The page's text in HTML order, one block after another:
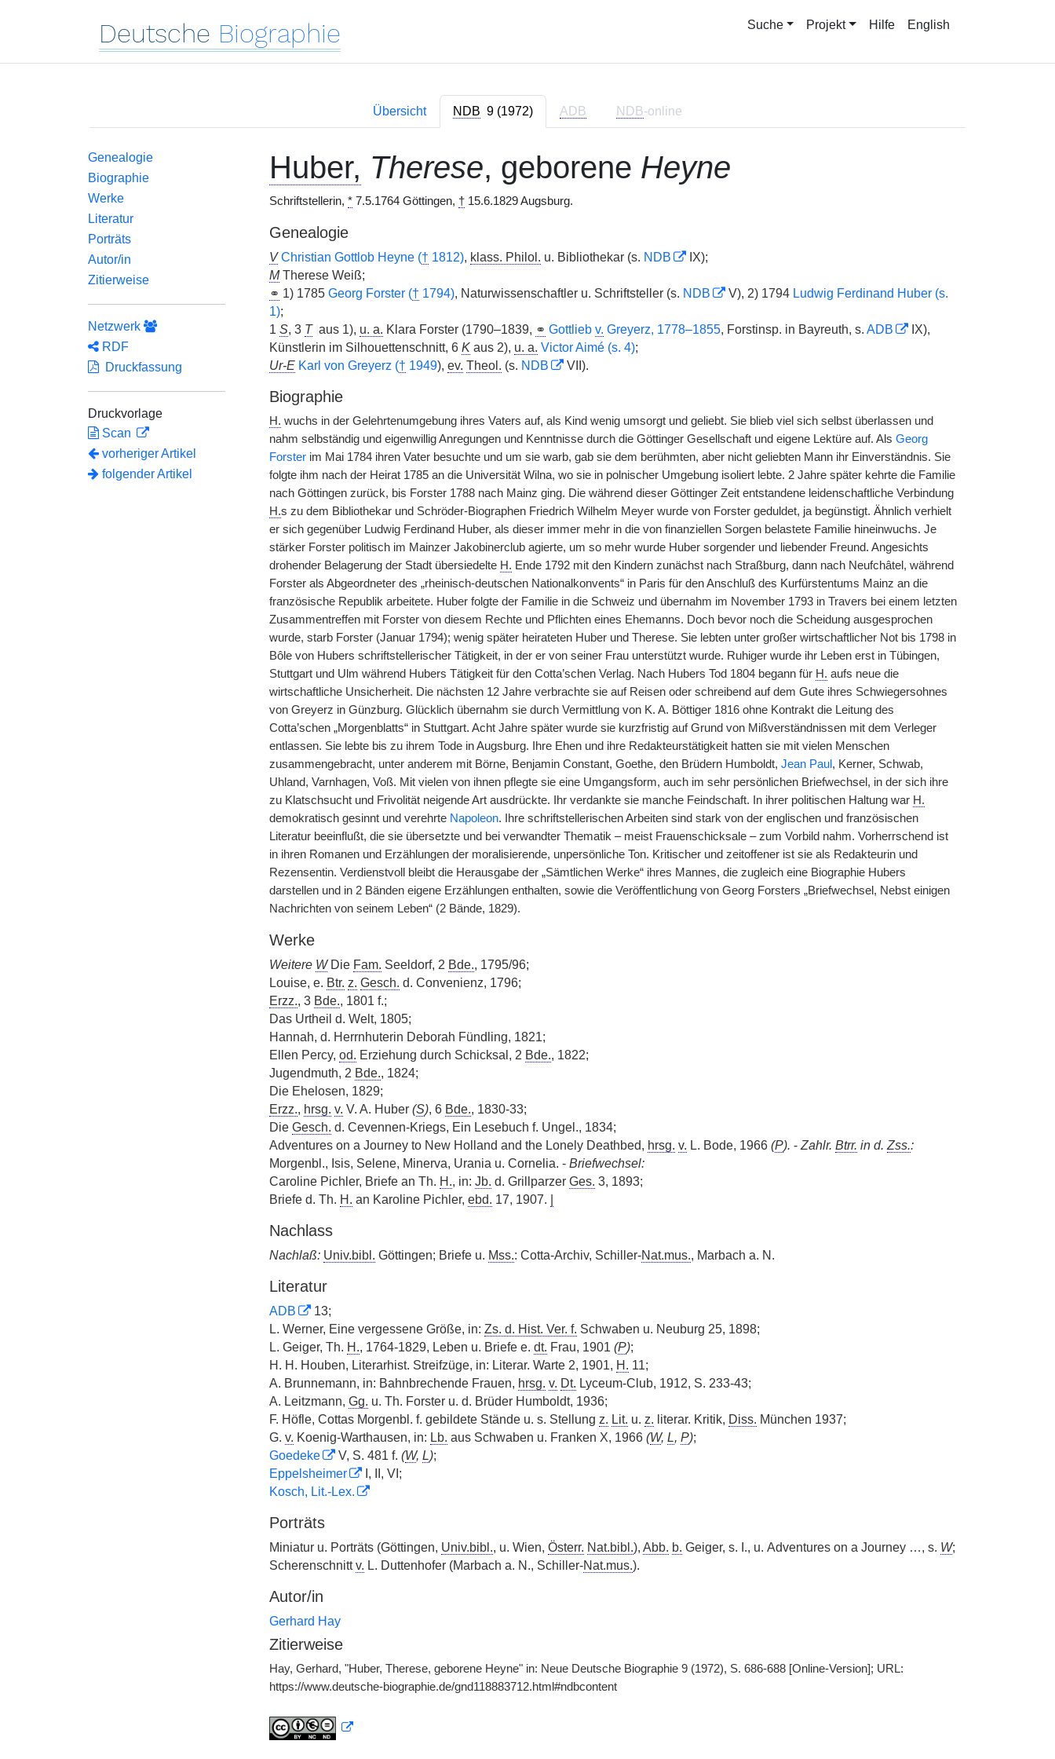
Deutsche Biographie Suche Projekt Hilfe English
Übersicht NDB 9 (1972) ADB NDB-online
Genealogie
Biographie
Werke
Literatur
Porträts
Autor/in
Zitierweise
Netzwerk
RDF
Druckfassung
Druckvorlage
Scan
vorheriger Artikel
folgender Artikel
Huber, Therese, geborene Heyne
Schriftstellerin, *7.5.1764 Göttingen, †15.6.1829 Augsburg.
Genealogie
V Christian Gottlob Heyne († 1812), klass. Philol. u. Bibliothekar (s. NDB
IX);
MTherese Weiß;
⚭ 1) 1785 Georg Forster († 1794), Naturwissenschaftler u. Schriftsteller (s. NDB V), 2) 1794 Ludwig Ferdinand Huber (s.
1);
1 S, 3 T aus 1), u. a. Klara Forster (1790–1839, ⚭ Gottlieb v. Greyerz, 1778–1855, Forstinsp. in Bayreuth, s. ADB
IX),
Künstlerin im Silhouettenschnitt, 6 Kaus 2), u. a. Victor Aimé (s. 4);
Ur-E Karl von Greyerz († 1949), ev. Theol. (s. NDB VII).
Biographie
H. wuchs in der Gelehrtenumgebung ihres Vaters auf, als Kind wenig umsorgt und geliebt. Sie blieb viel sich selbst überlassen und
nahm selbständig und eigenwillig Anregungen und Kenntnisse durch die Göttinger Gesellschaft und eigene Lektüre auf. Als Georg
Forsterim Mai 1784 ihren Vater besuchte und um sie warb, gab sie dem berühmten, aber nicht geliebten Mann ihr Einverständnis. Sie
folgte ihm nach der Heirat 1785 an die Universität Wilna, wo sie in polnischer Umgebung isoliert lebte. 2 Jahre später kehrte die Familie
nach Göttingen zurück, bis Forster 1788 nach Mainz ging. Die während dieser Göttinger Zeit entstandene leidenschaftliche Verbindung
H.s zu dem Bibliothekar und Schröder-Biographen Friedrich Wilhelm Meyer wurde von Forster geduldet, ja begünstigt. Ähnlich verhielt
er sich gegenüber Ludwig Ferdinand Huber, als dieser immer mehr in die von finanziellen Sorgen belastete Familie hineinwuchs. Je
stärker Forster politisch im Mainzer Jakobinerclub agierte, um so mehr wurde Huber sorgender und liebender Freund. Angesichts
drohender Belagerung der Stadt übersiedelte H. Ende 1792 mit den Kindern zunächst nach Straßburg, dann nach Neufchâtel, während
Forster als Abgeordneter des „rheinisch-deutschen Nationalkonvents“ in Paris für den Anschluß des Kurfürstentums Mainz an die
französische Republik arbeitete. Huber folgte der Familie in die Schweiz und übernahm im November 1793 in Travers bei einem letzten
Zusammentreffen mit Forster von diesem Rechte und Pflichten eines Ehemanns. Doch bevor noch die Scheidung ausgesprochen
wurde, starb Forster (Januar 1794); wenig später heirateten Huber und Therese. Sie lebten unter großer wirtschaftlicher Not bis 1798 in
Bôle von Hubers schriftstellerischer Tätigkeit, in der er von seiner Frau unterstützt wurde. Ruhiger wurde ihr Leben erst in Tübingen,
Stuttgart und Ulm während Hubers Tätigkeit für den Cotta’schen Verlag. Nach Hubers Tod 1804 begann für H. aufs neue die
wirtschaftliche Unsicherheit. Die nächsten 12 Jahre verbrachte sie auf Reisen oder schreibend auf dem Gute ihres Schwiegersohnes
von Greyerz in Günzburg. Glücklich übernahm sie durch Vermittlung von K. A. Böttiger 1816 ohne Kontrakt die Leitung des
Cotta’schen „Morgenblatts“ in Stuttgart. Acht Jahre später wurde sie kurzfristig auf Grund von Mißverständnissen mit dem Verleger
entlassen. Sie lebte bis zu ihrem Tode in Augsburg. Ihre Ehen und ihre Redakteurstätigkeit hatten sie mit vielen Menschen
zusammengebracht, unter anderem mit Börne, Benjamin Constant, Goethe, den Brüdern Humboldt, Jean Paul , Kerner, Schwab,
Uhland, Varnhagen, Voß. Mit vielen von ihnen pflegte sie eine Umgangsform, auch im sehr persönlichen Briefwechsel, in der sich ihre
zu Klatschsucht und Frivolität neigende Art ausdrückte. Ihr verdankte sie manche Feindschaft. In ihrer politischen Haltung war H.
demokratisch gesinnt und verehrte Napoleon. Ihre schriftstellerischen Arbeiten sind stark von der englischen und französischen
Literatur beeinflußt, die sie übersetzte und bei verwandter Thematik – meist Frauenschicksale – zum Vorbild nahm. Vorherrschend ist
in ihren Romanen und Erzählungen der moralisierende, unpersönliche Ton. Kritischer und zeitoffener ist sie als Redakteurin und
Rezensentin. Verdienstvoll bleibt die Herausgabe der „Sämtlichen Werke“ ihres Mannes, die zugleich eine Biographie Hubers
darstellen und in 2 Bänden eigene Erzählungen enthalten, sowie die Veröffentlichung von Georg Forsters „Briefwechsel, Nebst einigen
Nachrichten von seinem Leben“ (2 Bände, 1829).
Werke
Weitere WDie Fam. Seeldorf, 2 Bde., 1795/96;
Louise, e. Btr. z. Gesch. d. Convenienz, 1796;
Erzz., 3 Bde., 1801 f.;
Das Urtheil d. Welt, 1805;
Hannah, d. Herrnhuterin Deborah Fündling, 1821;
Ellen Percy, od. Erziehung durch Schicksal, 2 Bde., 1822;
Jugendmuth, 2 Bde., 1824;
Die Ehelosen, 1829;
Erzz., hrsg. v. V. A. Huber (S), 6 Bde., 1830-33;
Die Gesch. d. Cevennen-Kriegs, Ein Lesebuch f. Ungel., 1834;
Adventures on a Journey to New Holland and the Lonely Deathbed, hrsg. v. L. Bode, 1966 (P). - Zahlr. Btrr. in d. Zss.:
Morgenbl., Isis, Selene, Minerva, Urania u. Cornelia. - Briefwechsel:
Caroline Pichler, Briefe an Th. H., in: Jb. d. Grillparzer Ges. 3, 1893;
Briefe d. Th. H. an Karoline Pichler, ebd. 17, 1907.
Nachlass
Nachlaß: Univ.bibl. Göttingen; Briefe u. Mss.: Cotta-Archiv, Schiller-Nat.mus., Marbach a. N.
Literatur
ADB
13;
L. Werner, Eine vergessene Größe, in: Zs. d. Hist. Ver. f. Schwaben u. Neuburg 25, 1898;
L. Geiger, Th. H., 1764-1829, Leben u. Briefe e. dt. Frau, 1901 (P);
H. H. Houben, Literarhist. Streifzüge, in: Literar. Warte 2, 1901, H. 11;
A. Brunnemann, in: Bahnbrechende Frauen, hrsg. v. Dt. Lyceum-Club, 1912, S. 233-43;
A. Leitzmann, Gg. u. Th. Forster u. d. Brüder Humboldt, 1936;
F. Höfle, Cottas Morgenbl. f. gebildete Stände u. s. Stellung z. Lit. u. z. literar. Kritik, Diss. München 1937;
G. v. Koenig-Warthausen, in: Lb. aus Schwaben u. Franken X, 1966 (W, L, P);
Goedeke
V, S. 481 f. (W, L);
Eppelsheimer
I, II, VI;
Kosch, Lit.-Lex.
Porträts
Miniatur u. Porträts (Göttingen, Univ.bibl., u. Wien, Österr. Nat.bibl.), Abb. b. Geiger, s. I., u. Adventures on a Journey …, s. W;
Scherenschnittv. L. Duttenhofer (Marbach a. N., Schiller-Nat.mus.).
Autor/in
Gerhard Hay
Zitierweise
Hay, Gerhard, "Huber, Therese, geborene Heyne" in: Neue Deutsche Biographie 9 (1972), S. 686-688 [Online-Version]; URL:
https://www.deutsche-biographie.de/gnd118883712.html#ndbcontent